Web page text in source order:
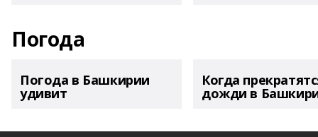
Погода
Погода в Башкирии
удивит
Когда
дожди в